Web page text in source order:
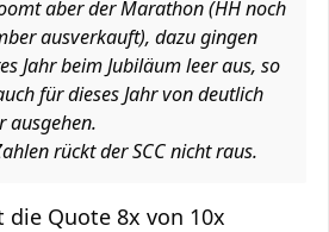
aber der Marathon (HH noch
ausverkauft), dazu gingen
Jahr beim Jubiläum leer aus, so
für dieses Jahr von deutlich
ausgehen.
rückt der SCC nicht raus.
die Quote 8x von 10x